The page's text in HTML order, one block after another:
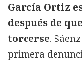
García Ortiz
después de
torcerse.
primera